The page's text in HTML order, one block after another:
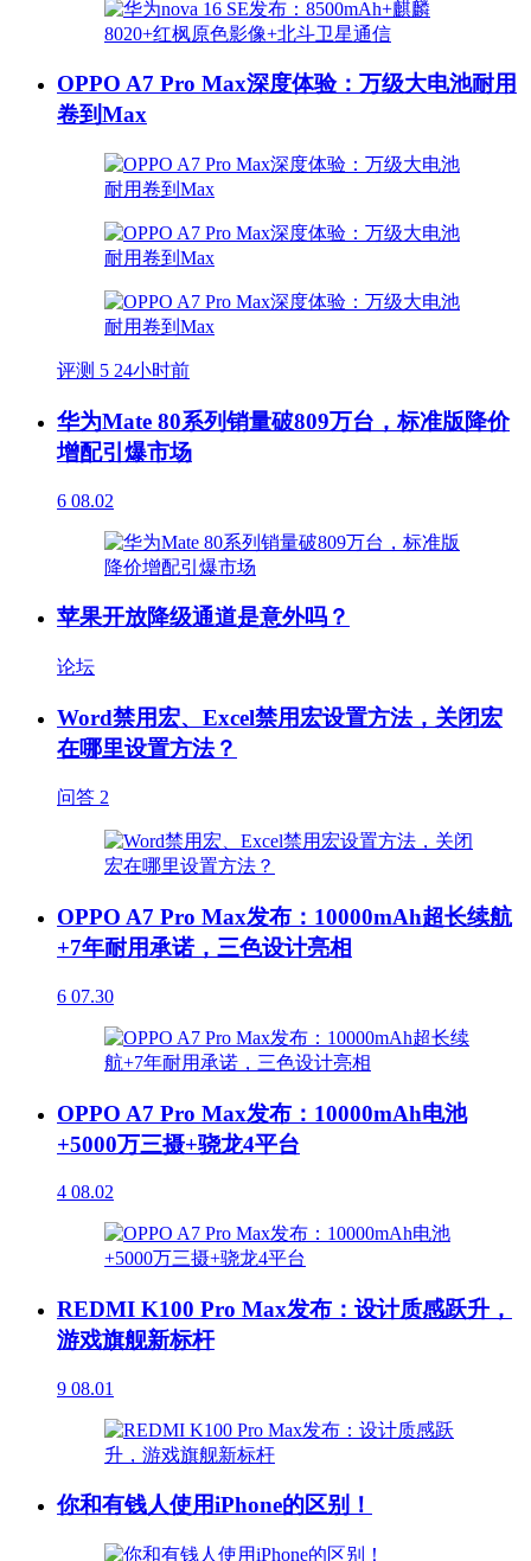
OPPO A7 Pro Max深度体验：万级大电池耐用
卷到Max
评测 5 24小时前
华为Mate 80系列销量破809万台，标准版降价
增配引爆市场
6 08.02
苹果开放降级通道是意外吗？
论坛
Word禁用宏、Excel禁用宏设置方法，关闭宏
在哪里设置方法？
问答 2
OPPO A7 Pro Max发布：10000mAh超长续航
+7年耐用承诺，三色设计亮相
6 07.30
OPPO A7 Pro Max发布：10000mAh电池
+5000万三摄+骁龙4平台
4 08.02
REDMI K100 Pro Max发布：设计质感跃升，
游戏旗舰新标杆
9 08.01
你和有钱人使用iPhone的区别！